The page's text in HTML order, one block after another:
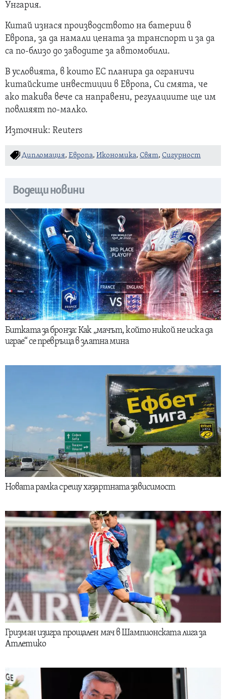
Унгария.
Китай изнася производството на батерии в
Европа, за да намали цената за транспорт и за да
са по-близо до заводите за автомобили.
В условията, в които ЕС планира да ограничи
китайските инвестиции в Европа, Си смята, че
ако такива вече са направени, регулациите ще им
повлияят по-малко.
Източник: Reuters
Дипломация, Европа, Икономика, Свят, Сигурност
Водещи новини
Битката за бронза: Как „мачът, който никой не иска да
играе“ се превръща в златна мина
Новата рамка срещу хазартната зависимост
Гризман изигра прощален мач в Шампионската лига за
Атлетико